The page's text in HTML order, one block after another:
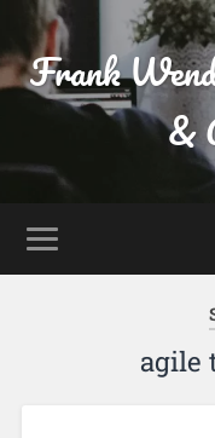
Frank
&
agile